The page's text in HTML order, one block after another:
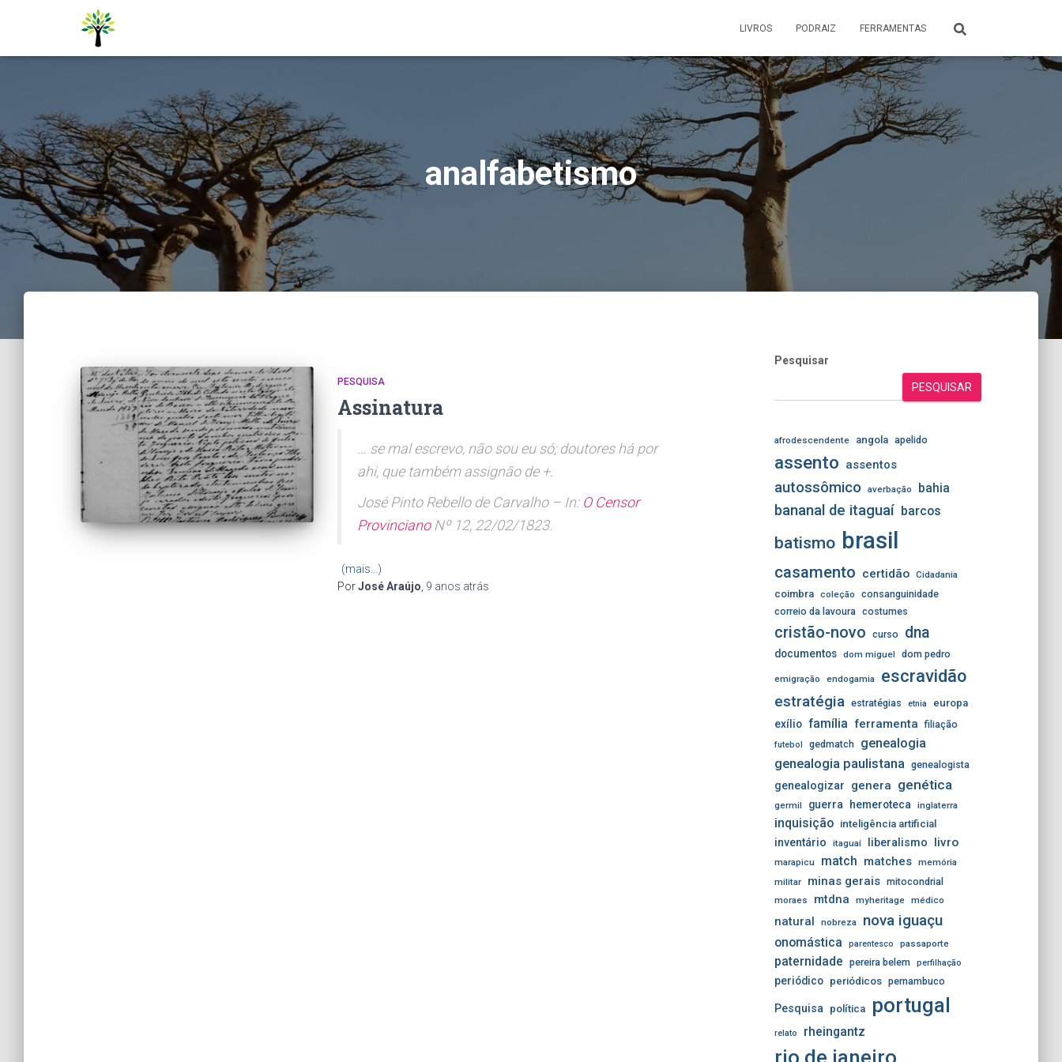
LIVROS PODRAIZ FERRAMENTAS
analfabetismo
PESQUISA
Assinatura
… se mal escrevo, não sou eu só; doutores há por
ahi, que também assignão de +.
José Pinto Rebello de Carvalho – In: O Censor
ProvincianoNº 12, 22/02/1823.
(mais…)
PorJosé Araújo 9 anos atrás
Pesquisar
PESQUISAR
afrodescendente angola apelido
assento assentos
autossômico averbação bahia
bananal de itaguaí barcos
batismo brasil
casamento certidão Cidadania
coimbra coleção
consanguinidade
correio da lavoura costumes
cristão-novo curso dna
documentos dom miguel dom pedro
emigração endogamia escravidão
estratégia estratégias etnia europa
exílio família ferramenta filiação
futebol gedmatch
genealogia
genealogia paulistana genealogista
genealogizar genera genética
germil guerra hemeroteca inglaterra
inquisição inteligência artificial
inventário itaguaí liberalismo livro
marapicu match matches
memória
militar
minas gerais mitocondrial
moraes mtdna myheritage médico
natural nobreza nova iguaçu
onomástica parentesco passaporte
paternidade pereira belem perfilhação
periódico periódicos pernambuco
Pesquisa política portugal
relato rheingantz
rio de janeiro